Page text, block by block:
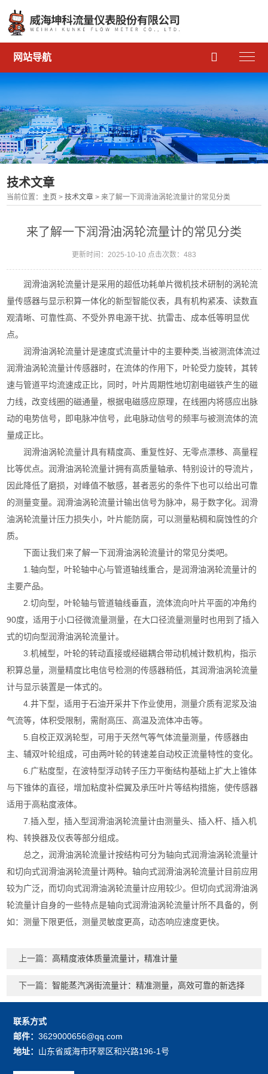
网站导航 
技术文章
当前位置： 主页 >技术文章 > 来了解一下润滑油涡轮流量计的常见分类
来了解一下润滑油涡轮流量计的常见分类
更新时间：2025-10-10 点击次数：483
润滑油涡轮流量计是采用的超低功耗单片微机技术研制的涡轮流
量传感器与显示积算一体化的新型智能仪表，具有机构紧凑、读数直
观清晰、可靠性高、不受外界电源干扰、抗雷击、成本低等明显优
点。
润滑油涡轮流量计是速度式流量计中的主要种类,当被测流体流过
润滑油涡轮流量计传感器时，在流体的作用下，叶轮受力旋转，其转
速与管道平均流速成正比，同时，叶片周期性地切割电磁铁产生的磁
力线，改变线圈的磁通量，根据电磁感应原理，在线圈内将感应出脉
动的电势信号，即电脉冲信号，此电脉动信号的频率与被测流体的流
量成正比。
润滑油涡轮流量计具有精度高、重复性好、无零点漂移、高量程
比等优点。润滑油涡轮流量计拥有高质量轴承、特别设计的导流片，
因此降低了磨损，对峰值不敏感，甚者恶劣的条件下也可以给出可靠
的测量变量。润滑油涡轮流量计输出信号为脉冲，易于数字化。润滑
油涡轮流量计压力损失小，叶片能防腐，可以测量粘稠和腐蚀性的介
质。
下面让我们来了解一下润滑油涡轮流量计的常见分类吧。
1.轴向型，叶轮轴中心与管道轴线重合，是润滑油涡轮流量计的
主要产品。
2.切向型，叶轮轴与管道轴线垂直，流体流向叶片平面的冲角约
90度，适用于小口径微流量测量，在大口径流量测量时也用到了插入
式的切向型润滑油涡轮流量计。
3.机械型，叶轮的转动直接或经磁耦合带动机械计数机构，指示
积算总量，测量精度比电信号检测的传感器稍低，其润滑油涡轮流量
计与显示装置是一体式的。
4.井下型，适用于石油开采井下作业使用，测量介质有泥浆及油
气流等，体积受限制，需耐高压、高温及流体冲击等。
5.自校正双涡轮型，可用于天然气等气体流量测量，传感器由
主、辅双叶轮组成，可由两叶轮的转速差自动校正流量特性的变化。
6.广粘度型，在波特型浮动转子压力平衡结构基础上扩大上锥体
与下锥体的直径，增加粘度补偿翼及承压叶片等结构措施，使传感器
适用于高粘度液体。
7.插入型，插入型润滑油涡轮流量计由测量头、插入杆、插入机
构、转换器及仪表等部分组成。
总之，润滑油涡轮流量计按结构可分为轴向式润滑油涡轮流量计
和切向式润滑油涡轮流量计两种。轴向式润滑油涡轮流量计目前应用
较为广泛，而切向式润滑油涡轮流量计应用较少。但切向式润滑油涡
轮流量计自身的一些特点是轴向式润滑油涡轮流量计所不具备的，例
如：测量下限更低，测量灵敏度更高，动态响应速度更快。
上一篇：高精度液体质量流量计，精准计量
下一篇：智能蒸汽涡街流量计：精准测量，高效可靠的新选择
联系方式
邮件：3629000656@qq.com
地址： 山东省威海市环翠区和兴路196-1号